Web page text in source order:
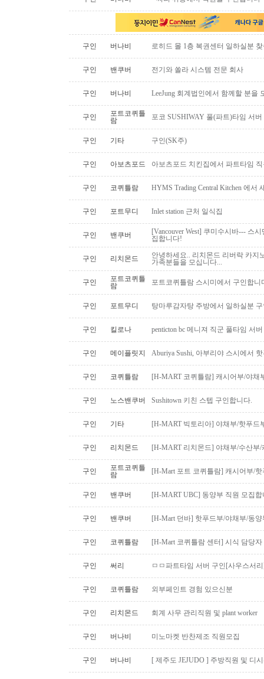
구인 버나비 로히드 몰 1층 복권센터 일하실분
구인 밴쿠버 전기와 쏠라 시스템 전문 회사
구인 버나비 LeeJung 회계법인에서 함께할 분을
구인
포트코퀴틀
람
포코 SUSHIWAY 풀(파트)타임 서버
구인 기타 구인(SK주)
구인 아보츠포드 아보츠포드 치킨집에서 파트타임
구인 코퀴틀람 HYMS Trading Central Kitchen 에
구인 포트무디 Inlet station 근처 일식집
구인 밴쿠버
[Vancouver West] 쿠미수시바--- 스
집합니다!
구인 리치몬드
안녕하세요.. 리치몬드 리버락 카지
가족분들을 모십니다...
구인
포트코퀴틀
람
포트코퀴틀람 스시미에서 구인합니
구인 포트무디 탕마루감자탕 주방에서 일하실분
구인 킬로나 penticton bc 메니져 직군 풀타임 서
구인 메이플릿지 Aburiya Sushi, 아부리야 스시에서
구인 코퀴틀람 [H-MART 코퀴틀람] 캐시어부/야채
구인 노스밴쿠버 Sushitown 키친 스텝 구인합니다.
구인 기타 [H-MART 빅토리아] 야채부/핫푸드
구인 리치몬드 [H-MART 리치몬드] 야채부/수산부
구인
포트코퀴틀
람
[H-Mart 포트 코퀴틀람] 캐시어부/
구인 밴쿠버 [H-MART UBC] 동양부 직원 모집합
구인 밴쿠버 [H-Mart 던바] 핫푸드부/야채부/동
구인 코퀴틀람 [H-Mart 코퀴틀람 센터] 시식 담당
구인 써리 ㅁㅁ파트타임 서버 구인[사우스서
구인 코퀴틀람 외부페인트 경험 있으신분
구인 리치몬드 회계 사무 관리직원 및 plant worker
구인 버나비 미노마켓 반찬제조 직원모집
구인 버나비 [ 제주도 JEJUDO ] 주방직원 및 디